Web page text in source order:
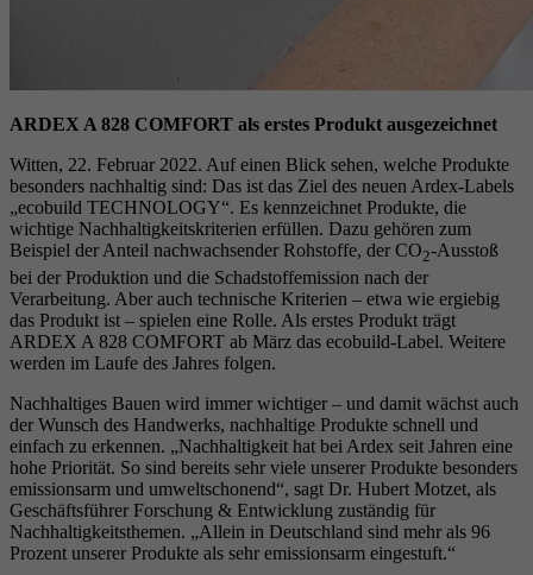
ARDEX A 828 COMFORT als erstes Produkt ausgezeichnet
Witten, 22. Februar 2022. Auf einen Blick sehen, welche Produkte
besonders nachhaltig sind: Das ist das Ziel des neuen Ardex-Labels
„ecobuild TECHNOLOGY“. Es kennzeichnet Produkte, die
wichtige Nachhaltigkeitskriterien erfüllen. Dazu gehören zum
Beispiel der Anteil nachwachsender Rohstoffe, der CO2-Ausstoß
bei der Produktion und die Schadstoffemission nach der
Verarbeitung. Aber auch technische Kriterien – etwa wie ergiebig
das Produkt ist – spielen eine Rolle. Als erstes Produkt trägt
ARDEX A 828 COMFORT ab März das ecobuild-Label. Weitere
werden im Laufe des Jahres folgen.
Nachhaltiges Bauen wird immer wichtiger – und damit wächst auch
der Wunsch des Handwerks, nachhaltige Produkte schnell und
einfach zu erkennen. „Nachhaltigkeit hat bei Ardex seit Jahren eine
hohe Priorität. So sind bereits sehr viele unserer Produkte besonders
emissionsarm und umweltschonend“, sagt Dr. Hubert Motzet, als
Geschäftsführer Forschung & Entwicklung zuständig für
Nachhaltigkeitsthemen. „Allein in Deutschland sind mehr als 96
Prozent unserer Produkte als sehr emissionsarm eingestuft.“